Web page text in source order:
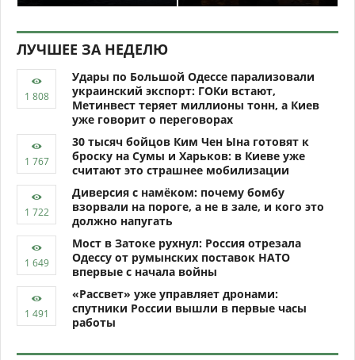
ЛУЧШЕЕ ЗА НЕДЕЛЮ
Удары по Большой Одессе парализовали
украинский экспорт: ГОКи встают,
Метинвест теряет миллионы тонн, а Киев
уже говорит о переговорах
30 тысяч бойцов Ким Чен Ына готовят к
броску на Сумы и Харьков: в Киеве уже
считают это страшнее мобилизации
Диверсия с намёком: почему бомбу
взорвали на пороге, а не в зале, и кого это
должно напугать
Мост в Затоке рухнул: Россия отрезала
Одессу от румынских поставок НАТО
впервые с начала войны
«Рассвет» уже управляет дронами:
спутники России вышли в первые часы
работы